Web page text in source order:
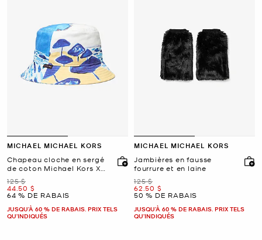
MICHAEL MICHAEL KORS
Chapeau cloche en sergé
de coton Michael Kors X
Christina Zimpel
était
125 $
maintenant
44.50 $
64 % DE RABAIS
JUSQU’À 60 % DE RABAIS. PRIX TELS
QU'INDIQUÉS
MICHAEL MICHAEL KORS
Jambières en fausse
fourrure et en laine
était
125 $
maintenant
62.50 $
50 % DE RABAIS
JUSQU’À 60 % DE RABAIS. PRIX TELS
QU'INDIQUÉS